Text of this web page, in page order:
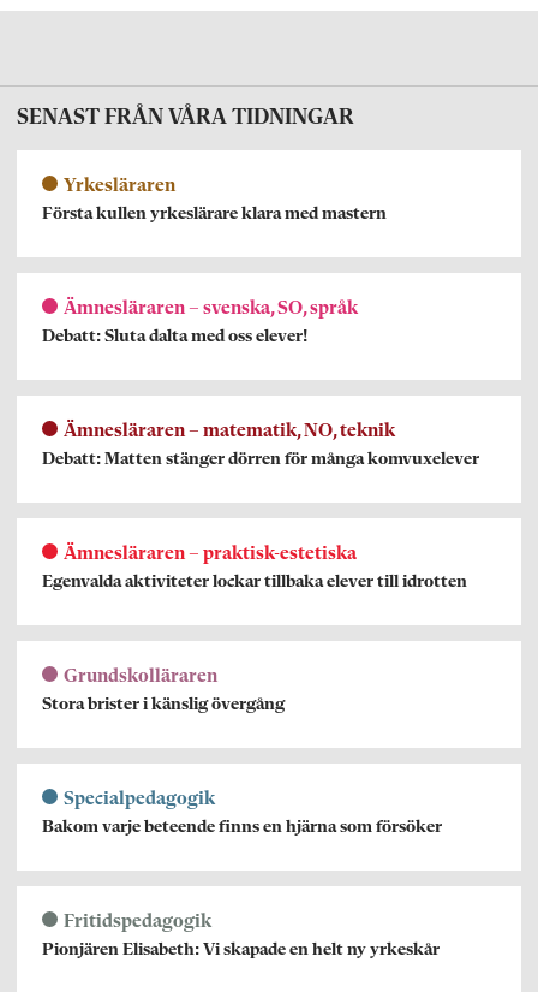
SENAST FRÅN VÅRA TIDNINGAR
Yrkesläraren
Första kullen yrkeslärare klara med mastern
Ämnesläraren – svenska, SO, språk
Debatt: Sluta dalta med oss elever!
Ämnesläraren – matematik, NO, teknik
Debatt: Matten stänger dörren för många komvuxelever
Ämnesläraren – praktisk-estetiska
Egenvalda aktiviteter lockar tillbaka elever till idrotten
Grundskolläraren
Stora brister i känslig övergång
Specialpedagogik
Bakom varje beteende finns en hjärna som försöker
Fritidspedagogik
Pionjären Elisabeth: Vi skapade en helt ny yrkeskår